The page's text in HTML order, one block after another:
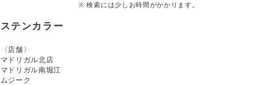
※ 検索には少しお時間がかかります。
ステンカラー
〈店舗〉
マドリガル北店
マドリガル南堀江
ムジーク